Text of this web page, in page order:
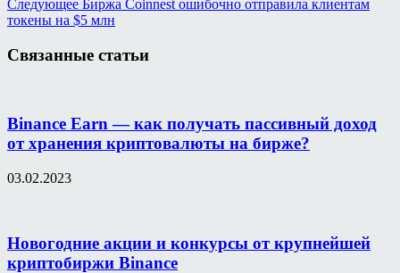
Следующее Биржа Coinnest ошибочно отправила клиентам
токены на $5 млн
Связанные статьи
Binance Earn — как получать пассивный доход
от хранения криптовалюты на бирже?
03.02.2023
Новогодние акции и конкурсы от крупнейшей
криптобиржи Binance